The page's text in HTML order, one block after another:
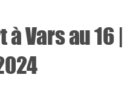
Vars au 16 |